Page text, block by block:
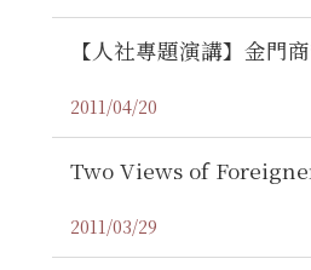
【人社專題演講】金門
2011/04/20
Two Views of
2011/03/29